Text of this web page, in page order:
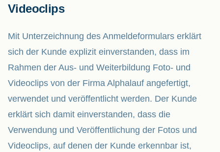
Videoclips
Mit Unterzeichnung des Anmeldeformulars erklärt
sich der Kunde explizit einverstanden, dass im
Rahmen der Aus- und Weiterbildung Foto- und
Videoclips von der Firma Alphalauf angefertigt,
verwendet und veröffentlicht werden. Der Kunde
erklärt sich damit einverstanden, dass die
Verwendung und Veröffentlichung der Fotos und
Videoclips, auf denen der Kunde erkennbar ist,